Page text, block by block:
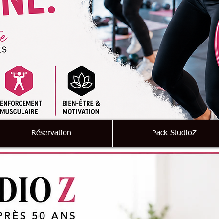
Réservation Pack StudioZ